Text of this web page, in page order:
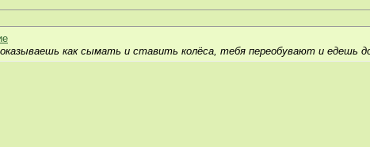
как сымать и ставить колёса, тебя переобувают и едешь